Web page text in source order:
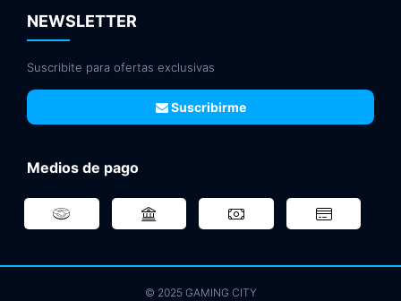
NEWSLETTER
Suscribite para ofertas exclusivas
Suscribirme
Medios de pago
© 2025 GAMING CITY